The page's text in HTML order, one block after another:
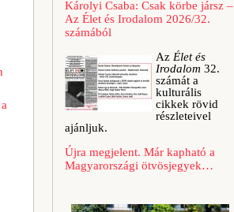
Károlyi Csaba: Csak körbe jársz –
Az Élet és Irodalom 2026/32.
számából
Az Élet és
Irodalom 32.
számát a
kulturális
cikkek rövid
részleteivel
ajánljuk.
Újra megjelent. Már kapható a
Magyarországi ötvösjegyek…